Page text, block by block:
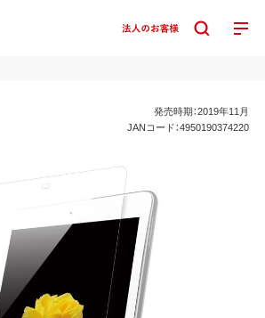
発売時期：2019年11月
JANコード：4950190374220